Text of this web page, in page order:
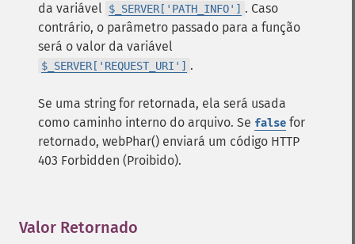
da variável $_SERVER['PATH_INFO'] . Caso
contrário, o parâmetro passado para a função
será o valor da variável
$_SERVER['REQUEST_URI'] .
Se uma string for retornada, ela será usada
como caminho interno do arquivo. Se false for
retornado, webPhar() enviará um código HTTP
403 Forbidden (Proibido).
Valor Retornado